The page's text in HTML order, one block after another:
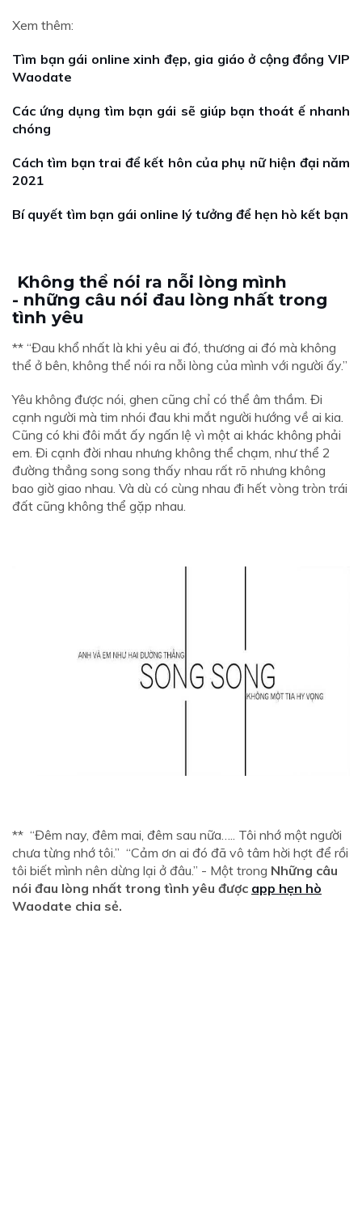
Xem thêm:
Tìm bạn gái online xinh đẹp, gia giáo ở cộng đồng VIP
Waodate
Các ứng dụng tìm bạn gái sẽ giúp bạn thoát ế nhanh
chóng
Cách tìm bạn trai để kết hôn của phụ nữ hiện đại năm
2021
Bí quyết tìm bạn gái online lý tưởng để hẹn hò kết bạn
Không thể nói ra nỗi lòng mình
- những câu nói đau lòng nhất trong
tình yêu
** “Đau khổ nhất là khi yêu ai đó, thương ai đó mà không
thể ở bên, không thể nói ra nỗi lòng của mình với người ấy.”
Yêu không được nói, ghen cũng chỉ có thể âm thầm. Đi
cạnh người mà tim nhói đau khi mắt người hướng về ai kia.
Cũng có khi đôi mắt ấy ngấn lệ vì một ai khác không phải
em. Đi cạnh đời nhau nhưng không thể chạm, như thể 2
đường thẳng song song thấy nhau rất rõ nhưng không
bao giờ giao nhau. Và dù có cùng nhau đi hết vòng tròn trái
đất cũng không thể gặp nhau.
** “Đêm nay, đêm mai, đêm sau nữa….. Tôi nhớ một người
chưa từng nhớ tôi.” “Cảm ơn ai đó đã vô tâm hời hợt để rồi
tôi biết mình nên dừng lại ở đâu.” - Một trong Những câu
nói đau lòng nhất trong tình yêu được app hẹn hò
Waodate chia sẻ.